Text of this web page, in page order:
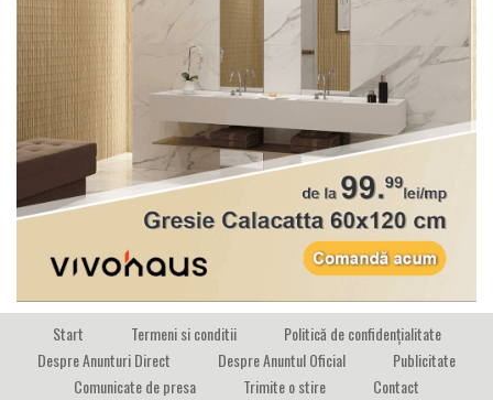
Start Termeni si conditii
Politică de confidențialitate
Despre Anunturi Direct
Despre Anuntul Oficial
Publicitate
Comunicate de presa
Trimite o stire Contact